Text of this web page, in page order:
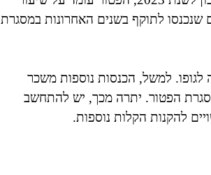
לתוקף בשנים האחרונות במסגרת
לגופו. למשל, הכנסות נוספות משכר
הפטור. יתרה מכך, יש להתחשב
להקנות הקלות נוספות.